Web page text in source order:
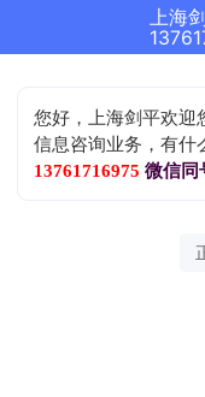
您好，上海剑平欢迎
信息咨询业务，有什
13761716975微信同